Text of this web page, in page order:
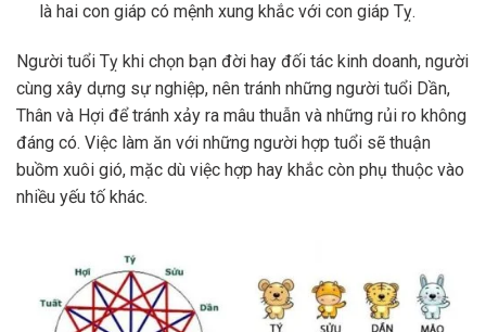
là hai con giáp có mệnh xung khắc với con giáp Tỵ.
Người tuổi Tỵ khi chọn bạn đời hay đối tác kinh doanh, người
cùng xây dựng sự nghiệp, nên tránh những người tuổi Dần,
Thân và Hợi để tránh xảy ra mâu thuẫn và những rủi ro không
đáng có. Việc làm ăn với những người hợp tuổi sẽ thuận
buồm xuôi gió, mặc dù việc hợp hay khắc còn phụ thuộc vào
nhiều yếu tố khác.